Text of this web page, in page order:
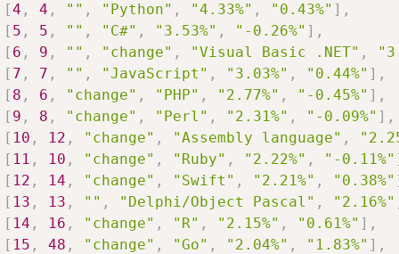
[4 , 4 , "" , "Python" , "4.33%" , "0.43%" ] ,
[ 5 , 5 , "" , "C#" , "3.53%" , "-0.26%" ] ,
[ 6 , 9 , "" , "change" , "Visual Basic .NET" ,
[ 7 , 7 , "" , "JavaScript" , "3.03%" , "0.44%" ] ,
[ 8 , 6 , "change" , "PHP" , "2.77%" , "-0.45%" ] ,
[ 9 , 8 , "change" , "Perl" , "2.31%" , "-0.09%" ] ,
[ 10 , 12 , "change" , "Assembly language" ,
[ 11 , 10 , "change" , "Ruby" , "2.22%" , "-0.11%"
[ 12 , 14 , "change" , "Swift" , "2.21%" , "0.38%"
[ 13 , 13 , "" , "Delphi/Object Pascal" , "2.16%"
[ 14 , 16 , "change" , "R" , "2.15%" , "0.61%" ] ,
[ 15 , 48 , "change" , "Go" , "2.04%" , "1.83%" ] ,